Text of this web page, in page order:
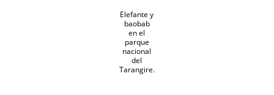
Elefante y
baobab
en el
parque
nacional
del
Tarangire.